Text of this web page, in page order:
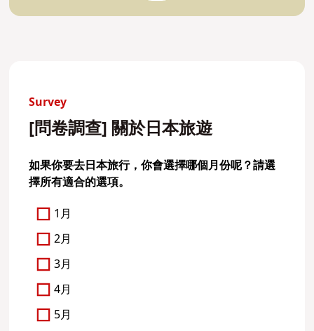
Survey
[問卷調查] 關於日本旅遊
如果你要去日本旅行，你會選擇哪個月份呢？請選
擇所有適合的選項。
1月
2月
3月
4月
5月